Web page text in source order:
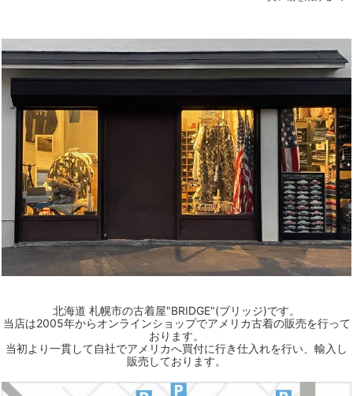
北海道 札幌市の古着屋"BRIDGE"(ブリッジ)です。
当店は2005年からオンラインショップでアメリカ古着の販売を行って
おります。
当初より一貫して自社でアメリカへ買付に行き仕入れを行い、輸入し
販売しております。